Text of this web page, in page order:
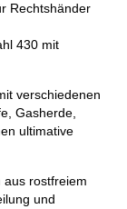
Rechtshänder
430 mit
verschiedenen
Gasherde,
ultimative
aus rostfreiem
und